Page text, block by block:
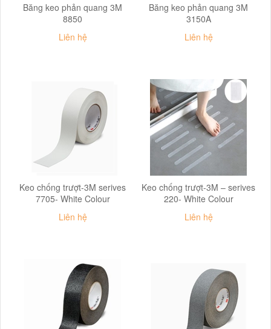
Băng keo phản quang 3M
8850
Liên hệ
Băng keo phản quang 3M
3150A
Liên hệ
Keo chống trượt-3M serives
7705- White Colour
Liên hệ
Keo chống trượt-3M – serives
220- White Colour
Liên hệ